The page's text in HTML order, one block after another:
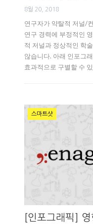
8월 20, 2018
연구자가 약탈적 저널/
연구 경력에 부정적인
적 저널과 정상적인 학
않습니다. 아래 인포그
효과적으로 구별할 수
스마트샷
[인포그래픽]